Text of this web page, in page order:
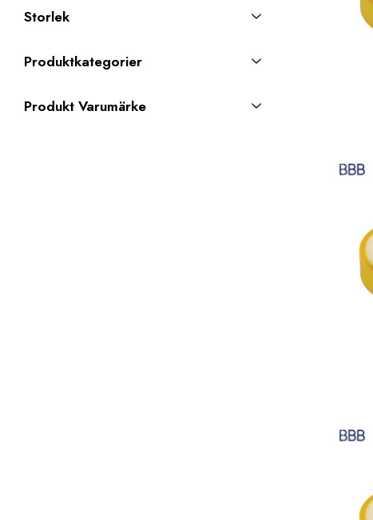
Storlek
Produktkategorier
Produkt Varumärke